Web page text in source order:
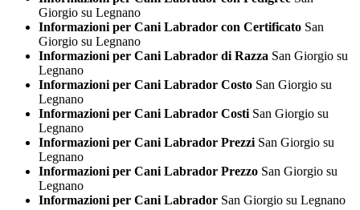
Giorgio su Legnano
Informazioni per Cani Labrador con Certificato San
Giorgio su Legnano
Informazioni per Cani Labrador di Razza San Giorgio su
Legnano
Informazioni per Cani Labrador Costo San Giorgio su
Legnano
Informazioni per Cani Labrador Costi San Giorgio su
Legnano
Informazioni per Cani Labrador Prezzi San Giorgio su
Legnano
Informazioni per Cani Labrador Prezzo San Giorgio su
Legnano
Informazioni per Cani Labrador San Giorgio su Legnano